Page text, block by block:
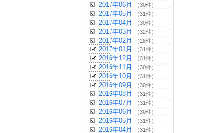
2017年06月 （30件）
2017年05月 （31件）
2017年04月 （30件）
2017年03月 （32件）
2017年02月 （28件）
2017年01月 （31件）
2016年12月 （31件）
2016年11月 （30件）
2016年10月 （31件）
2016年09月 （30件）
2016年08月 （31件）
2016年07月 （31件）
2016年06月 （30件）
2016年05月 （31件）
2016年04月 （31件）